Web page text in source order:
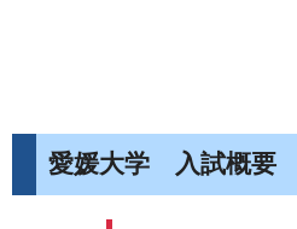
愛媛大学 入試概要